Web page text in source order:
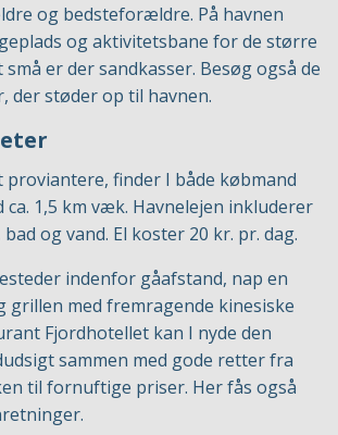
og bedsteforældre. På havnen
og aktivitetsbane for de større
er der sandkasser. Besøg også de
der støder op til havnen.
finder I både købmand
1,5 km væk. Havnelejen inkluderer
og vand. El koster 20 kr. pr. dag.
indenfor gåafstand, nap en
grillen med fremragende kinesiske
Fjordhotellet kan I nyde den
sammen med gode retter fra
til fornuftige priser. Her fås også